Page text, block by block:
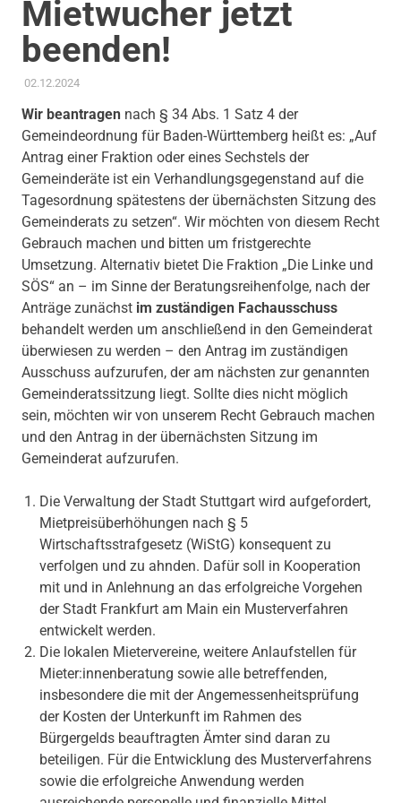
Mietwucher jetzt
beenden!
02.12.2024ADMIN
AKTUELLES
Wir beantragen nach § 34 Abs. 1 Satz 4 der
Gemeindeordnung für Baden-Württemberg heißt es: „Auf
Antrag einer Fraktion oder eines Sechstels der
Gemeinderäte ist ein Verhandlungsgegenstand auf die
Tagesordnung spätestens der übernächsten Sitzung des
Gemeinderats zu setzen“. Wir möchten von diesem Recht
Gebrauch machen und bitten um fristgerechte
Umsetzung. Alternativ bietet Die Fraktion „Die Linke und
SÖS“ an – im Sinne der Beratungsreihenfolge, nach der
Anträge zunächst im zuständigen Fachausschuss
behandelt werden um anschließend in den Gemeinderat
überwiesen zu werden – den Antrag im zuständigen
Ausschuss aufzurufen, der am nächsten zur genannten
Gemeinderatssitzung liegt. Sollte dies nicht möglich
sein, möchten wir von unserem Recht Gebrauch machen
und den Antrag in der übernächsten Sitzung im
Gemeinderat aufzurufen.
Die Verwaltung der Stadt Stuttgart wird aufgefordert,
Mietpreisüberhöhungen nach § 5
Wirtschaftsstrafgesetz (WiStG) konsequent zu
verfolgen und zu ahnden. Dafür soll in Kooperation
mit und in Anlehnung an das erfolgreiche Vorgehen
der Stadt Frankfurt am Main ein Musterverfahren
entwickelt werden.
Die lokalen Mietervereine, weitere Anlaufstellen für
Mieter:innenberatung sowie alle betreffenden,
insbesondere die mit der Angemessenheitsprüfung
der Kosten der Unterkunft im Rahmen des
Bürgergelds beauftragten Ämter sind daran zu
beteiligen. Für die Entwicklung des Musterverfahrens
sowie die erfolgreiche Anwendung werden